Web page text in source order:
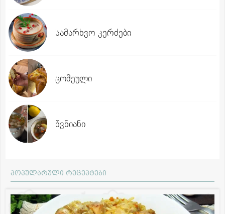
სამარხვო კერძები
ცომეული
წვნიანი
პოპულარული რეცეპტები